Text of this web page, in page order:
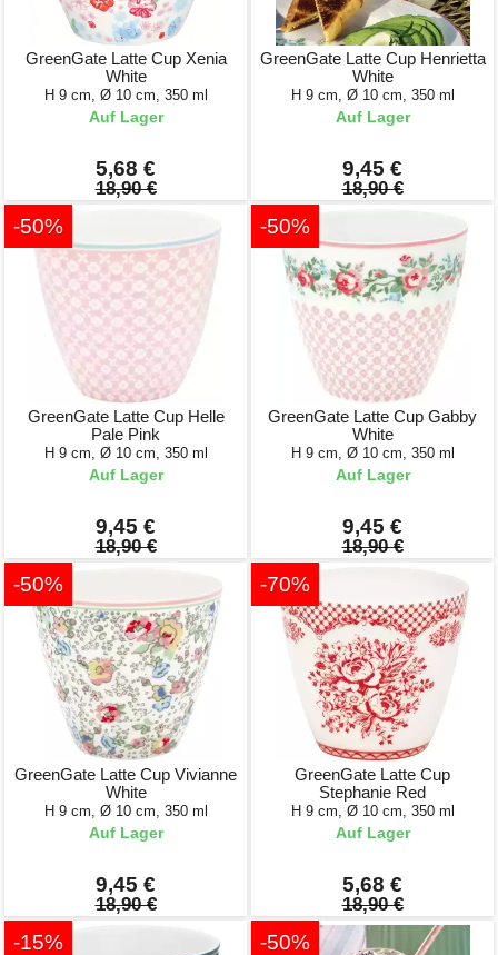
GreenGate Latte Cup Xenia
White
H 9 cm, Ø 10 cm, 350 ml
Auf Lager
5,68 €
18,90 €
GreenGate Latte Cup Henrietta
White
H 9 cm, Ø 10 cm, 350 ml
Auf Lager
9,45 €
18,90 €
-50%
GreenGate Latte Cup Helle
Pale Pink
H 9 cm, Ø 10 cm, 350 ml
Auf Lager
9,45 €
18,90 €
-50%
GreenGate Latte Cup Gabby
White
H 9 cm, Ø 10 cm, 350 ml
Auf Lager
9,45 €
18,90 €
-50%
GreenGate Latte Cup Vivianne
White
H 9 cm, Ø 10 cm, 350 ml
Auf Lager
9,45 €
18,90 €
-70%
GreenGate Latte Cup
Stephanie Red
H 9 cm, Ø 10 cm, 350 ml
Auf Lager
5,68 €
18,90 €
-15% -50%